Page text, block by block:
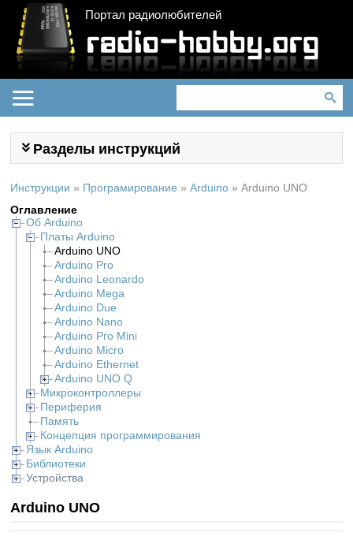
Портал радиолюбителей
Разделы инструкций
Инструкции » Програмирование » Arduino » Arduino UNO
Оглавление
Об Arduino
Платы Arduino
Arduino UNO
Arduino Pro
Arduino Leonardo
Arduino Mega
Arduino Due
Arduino Nano
Arduino Pro Mini
Arduino Micro
Arduino Ethernet
Arduino UNO Q
Микроконтроллеры
Периферия
Память
Концепция программирования
Язык Arduino
Библиотеки
Устройства
Arduino UNO